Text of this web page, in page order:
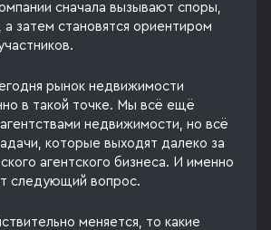
сначала вызывают споры,
затем становятся ориентиром
рынок недвижимости
в такой точке. Мы всё ещё
недвижимости, но всё
которые выходят далеко за
агентского бизнеса. И именно
следующий вопрос.
меняется, то какие